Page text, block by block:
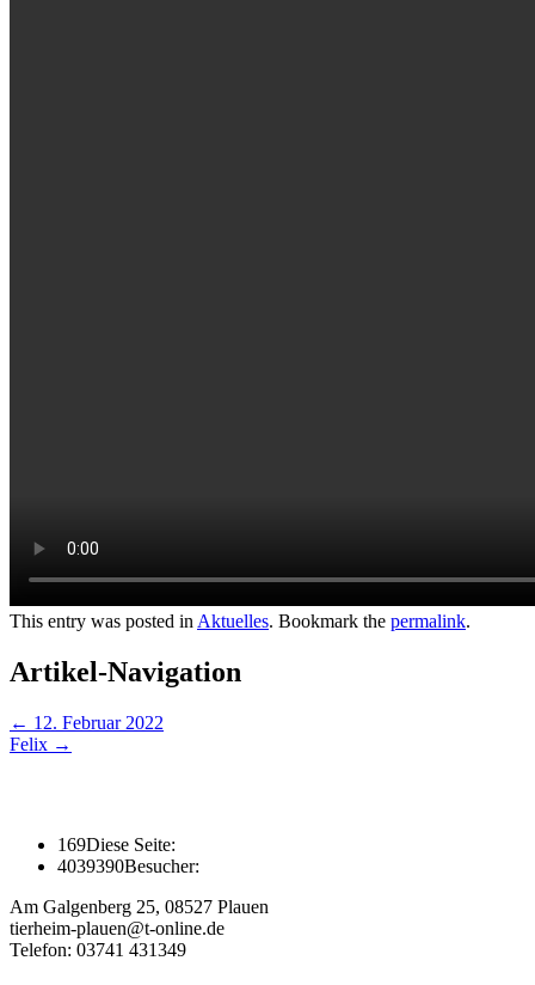
This entry was posted in Aktuelles. Bookmark the permalink.
Artikel-Navigation
← 12. Februar 2022
Felix →
169Diese Seite:
4039390Besucher:
Am Galgenberg 25, 08527 Plauen
tierheim-plauen@t-online.de
Telefon: 03741 431349